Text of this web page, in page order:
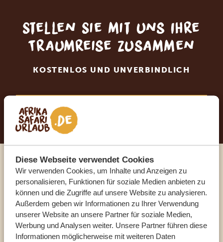
Diese Webseite verwendet Cookies
Wir verwenden Cookies, um Inhalte und Anzeigen zu
personalisieren, Funktionen für soziale Medien anbieten zu
können und die Zugriffe auf unsere Website zu analysieren.
Außerdem geben wir Informationen zu Ihrer Verwendung
unserer Website an unsere Partner für soziale Medien,
Werbung und Analysen weiter. Unsere Partner führen diese
Informationen möglicherweise mit weiteren Daten
Stellen Sie mit uns Ihre
Traumreise zusammen
KOSTENLOS UND UNVERBINDLICH
JETZT TRAUMREISE ANFORDERN
Sprechen Sie mit einem
Reiseberater
UNSERE EXPERTEN HELFEN IHNEN GERN